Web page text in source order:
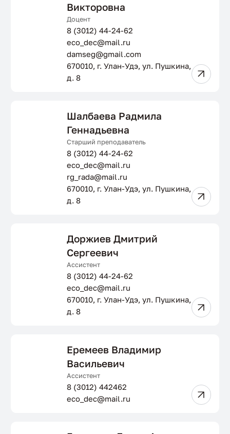
Викторовна
Доцент
8 (3012) 44-24-62
eco_dec@mail.ru
damseg@gmail.com
670010, г. Улан-Удэ, ул. Пушкина,
д. 8
Шалбаева Радмила
Геннадьевна
Старший преподаватель
8 (3012) 44-24-62
eco_dec@mail.ru
rg_rada@mail.ru
670010, г. Улан-Удэ, ул. Пушкина,
д. 8
Доржиев Дмитрий
Сергеевич
Ассистент
8 (3012) 44-24-62
eco_dec@mail.ru
670010, г. Улан-Удэ, ул. Пушкина,
д. 8
Еремеев Владимир
Васильевич
Ассистент
8 (3012) 442462
eco_dec@mail.ru